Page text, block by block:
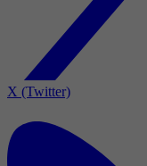
X (Twitter)